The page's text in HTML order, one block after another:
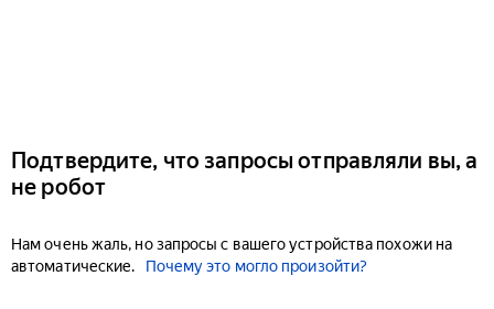
Подтвердите, что запросы отправляли вы, а
не робот
Нам очень жаль, но запросы с вашего устройства похожи на
автоматические.
Почему это могло произойти?